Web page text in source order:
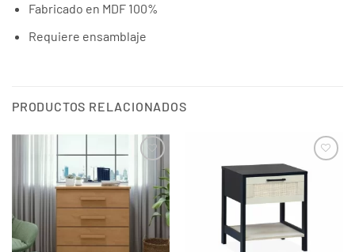
Fabricado en MDF 100%
Requiere ensamblaje
PRODUCTOS RELACIONADOS